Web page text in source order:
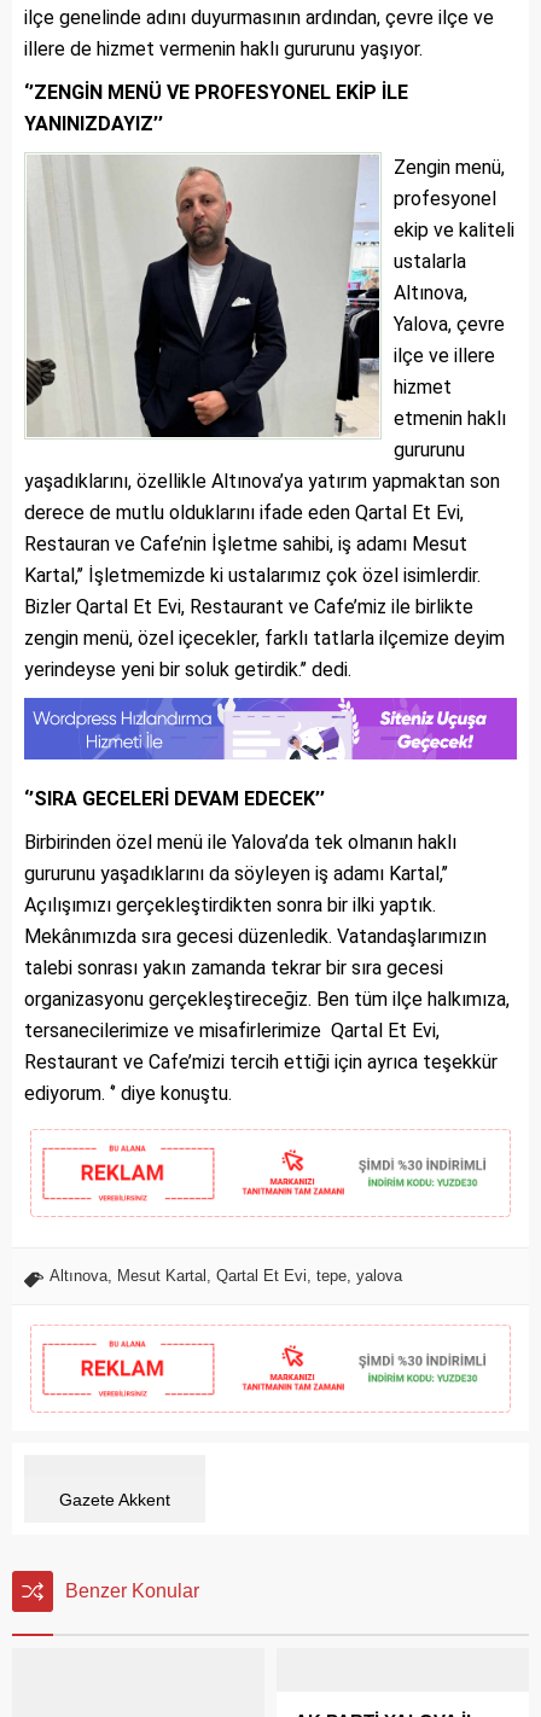
ilçe genelinde adını duyurmasının ardından, çevre ilçe ve
illere de hizmet vermenin haklı gururunu yaşıyor.
‘’ZENGİN MENÜ VE PROFESYONEL EKİP İLE
YANINIZDAYIZ’’
Zengin menü,
profesyonel
ekip ve kaliteli
ustalarla
Altınova,
Yalova, çevre
ilçe ve illere
hizmet
etmenin haklı
gururunu
yaşadıklarını, özellikle Altınova’ya yatırım yapmaktan son
derece de mutlu olduklarını ifade eden Qartal Et Evi,
Restauran ve Cafe’nin İşletme sahibi, iş adamı Mesut
Kartal,’’ İşletmemizde ki ustalarımız çok özel isimlerdir.
Bizler Qartal Et Evi, Restaurant ve Cafe’miz ile birlikte
zengin menü, özel içecekler, farklı tatlarla ilçemize deyim
yerindeyse yeni bir soluk getirdik.’’ dedi.
‘’SIRA GECELERİ DEVAM EDECEK’’
Birbirinden özel menü ile Yalova’da tek olmanın haklı
gururunu yaşadıklarını da söyleyen iş adamı Kartal,’’
Açılışımızı gerçekleştirdikten sonra bir ilki yaptık.
Mekânımızda sıra gecesi düzenledik. Vatandaşlarımızın
talebi sonrası yakın zamanda tekrar bir sıra gecesi
organizasyonu gerçekleştireceğiz. Ben tüm ilçe halkımıza,
tersanecilerimize ve misafirlerimize Qartal Et Evi,
Restaurant ve Cafe’mizi tercih ettiği için ayrıca teşekkür
ediyorum. ‘’ diye konuştu.
Altınova Mesut Kartal Qartal Et Evi tepe yalova
Gazete Akkent
Benzer Konular